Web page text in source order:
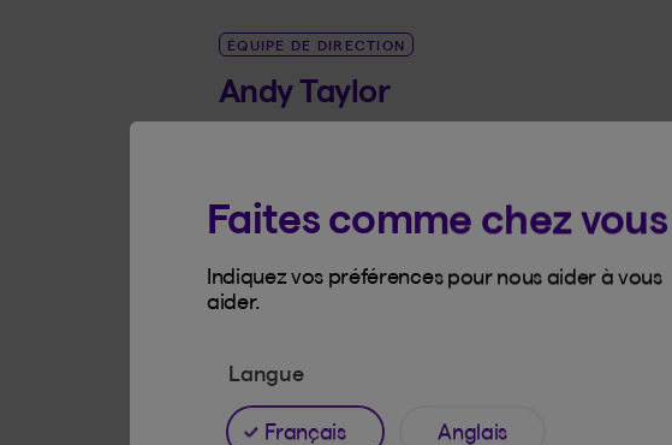
ÉQUIPE DE DIRECTION
Andy Taylor
dommages, Ontario et Ouest
Voir la bio
LINK_SR_DE Andy Taylor
Faites comme chez vous
Indiquez vos préférences pour nous aider à vous
aider.
Langue
Français Anglais